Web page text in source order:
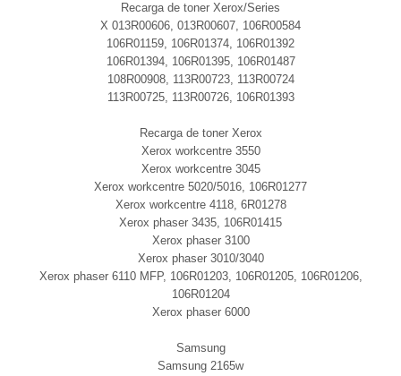
Recarga de toner Xerox/Series
X 013R00606, 013R00607, 106R00584
106R01159, 106R01374, 106R01392
106R01394, 106R01395, 106R01487
108R00908, 113R00723, 113R00724
113R00725, 113R00726, 106R01393
Recarga de toner Xerox
Xerox workcentre 3550
Xerox workcentre 3045
Xerox workcentre 5020/5016, 106R01277
Xerox workcentre 4118, 6R01278
Xerox phaser 3435, 106R01415
Xerox phaser 3100
Xerox phaser 3010/3040
Xerox phaser 6110 MFP, 106R01203, 106R01205, 106R01206,
106R01204
Xerox phaser 6000
Samsung
Samsung 2165w